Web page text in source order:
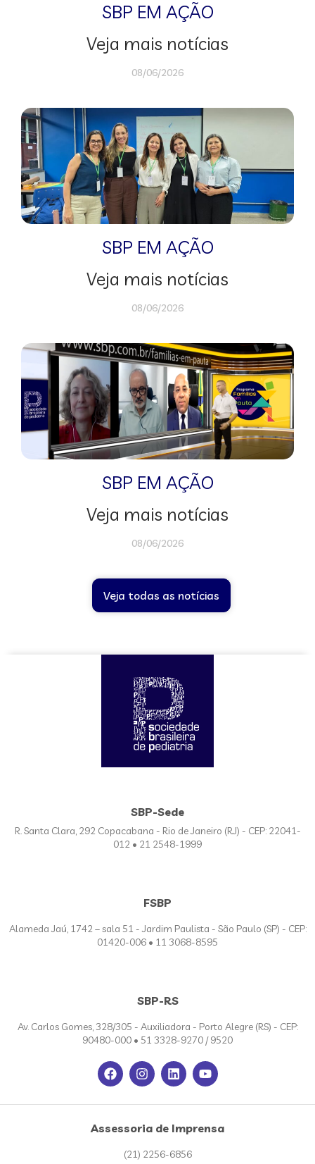
SBP EM AÇÃO
Veja mais notícias
08/06/2026
SBP EM AÇÃO
Veja mais notícias
08/06/2026
SBP EM AÇÃO
Veja mais notícias
08/06/2026
Veja todas as notícias
SBP-Sede
R. Santa Clara, 292 Copacabana - Rio de Janeiro (RJ) - CEP: 22041-
012 • 21 2548-1999
FSBP
Alameda Jaú, 1742 – sala 51 - Jardim Paulista - São Paulo (SP) - CEP:
01420-006 • 11 3068-8595
SBP-RS
Av. Carlos Gomes, 328/305 - Auxiliadora - Porto Alegre (RS) - CEP:
90480-000 • 51 3328-9270 / 9520
Assessoria de Imprensa
(21) 2256-6856